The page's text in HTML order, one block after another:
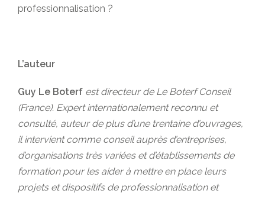
professionnalisation ?
L’auteur
Guy Le Boterf est directeur de Le Boterf Conseil
(France). Expert internationalement reconnu et
consulté, auteur de plus d’une trentaine d’ouvrages,
il intervient comme conseil auprès d’entreprises,
d’organisations très variées et d’établissements de
formation pour les aider à mettre en place leurs
projets et dispositifs de professionnalisation et